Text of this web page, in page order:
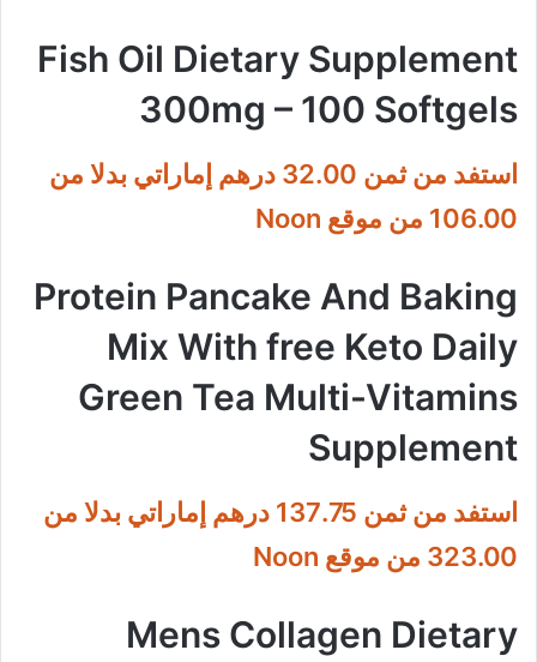
Fish Oil Dietary Supplement
300mg – 100 Softgels
استفد من ثمن 32.00 درهم إماراتي بدلا من
106.00 من موقع Noon
Protein Pancake And Baking
Mix With free Keto Daily
Green Tea Multi-Vitamins
Supplement
استفد من ثمن 137.75 درهم إماراتي بدلا من
323.00 من موقع Noon
Mens Collagen Dietary